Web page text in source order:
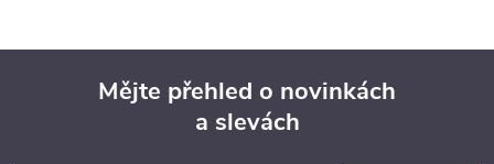
Mějte přehled o novinkách
a slevách